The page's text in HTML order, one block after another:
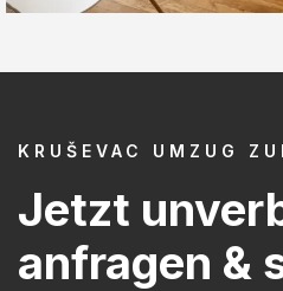
KRUŠEVAC UMZUG
Jetzt
anfragen &